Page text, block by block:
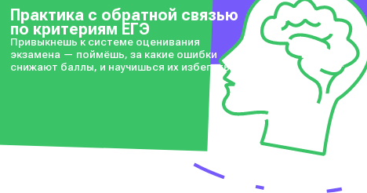
Практика с обратной связью
по критериям ЕГЭ
Привыкнешь к системе оценивания
экзамена — поймёшь, за какие ошибки
снижают баллы, и научишься их избегать